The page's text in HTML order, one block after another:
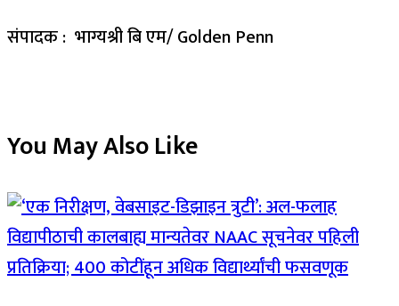
संपादक : भाग्यश्री बि एम/ Golden Penn
You May Also Like